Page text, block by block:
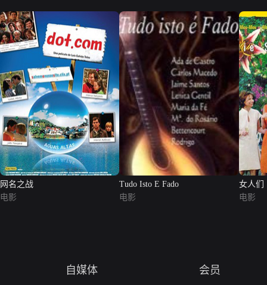
网名之战
电影
Tudo Isto E Fado
电影
女人们
电影
自媒体 会员